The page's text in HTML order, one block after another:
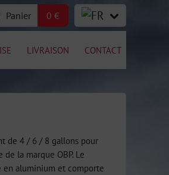
Panier 0 €
LIVRAISON CONTACT
de 4 / 6 / 8 gallons pour
la marque OBP. Le
en aluminium et comporte